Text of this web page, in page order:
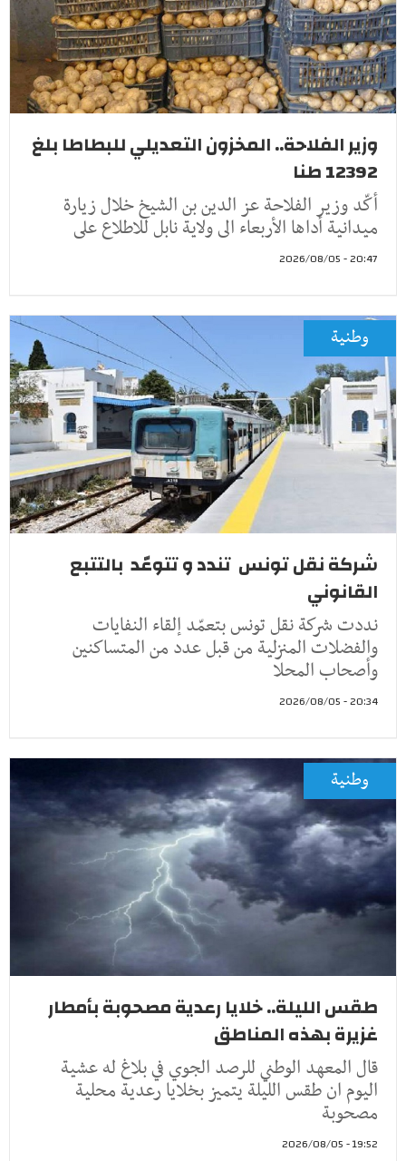
وزير الفلاحة.. المخزون التعديلي للبطاطا بلغ
12392 طنا
أكّد وزير الفلاحة عز الدين بن الشيخ خلال زيارة
ميدانية أداها الأربعاء الى ولاية نابل للاطلاع على
20:47 - 2026/08/05
وطنية
شركة نقل تونس تندد و تتوعّد بالتتبع
القانوني
نددت شركة نقل تونس بتعمّد إلقاء النفايات
والفضلات المنزلية من قبل عدد من المتساكنين
وأصحاب المحلا
20:34 - 2026/08/05
وطنية
طقس الليلة.. خلايا رعدية مصحوبة بأمطار
غزيرة بهذه المناطق
قال المعهد الوطني للرصد الجوي في بلاغ له عشية
اليوم ان طقس الليلة يتميز بخلايا رعدية محلية
مصحوبة
19:52 - 2026/08/05